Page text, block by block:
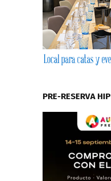
PRE-RESERVA HIP